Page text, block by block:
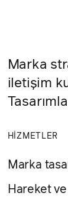
Marka
iletişim
HİZMETLER
Marka
Hareket